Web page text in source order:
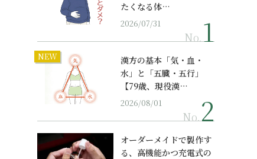
たくなる体…
2026/07/31
No.
NEW
漢方の基本「気・血・
水」と「五臓・五行」
【79歳、現役漢…
2026/08/01
No.
オーダーメイドで製作す
る、高機能かつ充電式の